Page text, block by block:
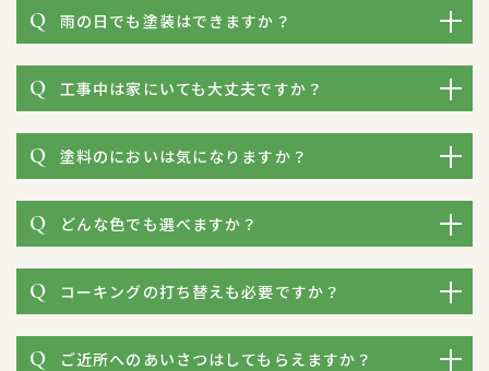
雨の日でも塗装はできますか？
工事中は家にいても大丈夫ですか？
塗料のにおいは気になりますか？
どんな色でも選べますか？
コーキングの打ち替えも必要ですか？
ご近所へのあいさつはしてもらえますか？